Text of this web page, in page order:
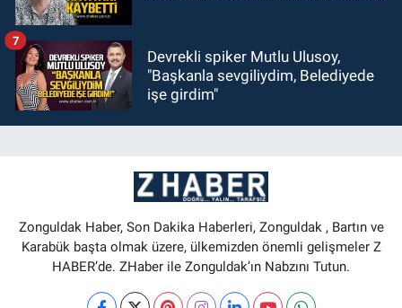
Devrekli spiker Mutlu Ulusoy,
"Başkanla sevgiliydim, Belediyede
işe girdim"
7
Zonguldak Haber, Son Dakika Haberleri, Zonguldak , Bartın ve
Karabük başta olmak üzere, ülkemizden önemli gelişmeler Z
HABER’de. ZHaber ile Zonguldak’ın Nabzını Tutun.